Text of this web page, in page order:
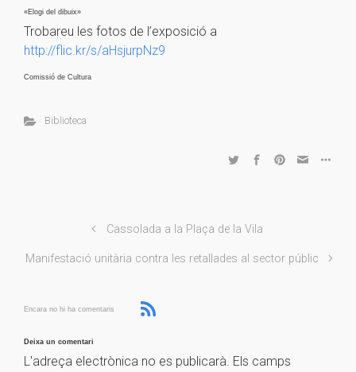
«Elogi del dibuix»
Trobareu les fotos de l’exposició a
http://flic.kr/s/aHsjurpNz9
Comissió de Cultura
Biblioteca
Cassolada a la Plaça de la Vila
Manifestació unitària contra les retallades al sector públic
Encara no hi ha comentaris
Deixa un comentari
L'adreça electrònica no es publicarà. Els camps